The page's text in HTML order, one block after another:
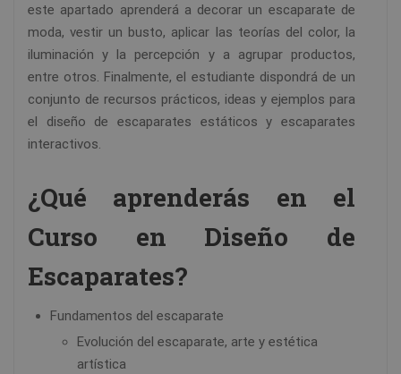
este apartado aprenderá a decorar un escaparate de
moda, vestir un busto, aplicar las teorías del color, la
iluminación y la percepción y a agrupar productos,
entre otros. Finalmente, el estudiante dispondrá de un
conjunto de recursos prácticos, ideas y ejemplos para
el diseño de escaparates estáticos y escaparates
interactivos.
¿Qué aprenderás en el
Curso en Diseño de
Escaparates?
Fundamentos del escaparate
Evolución del escaparate, arte y estética
artística